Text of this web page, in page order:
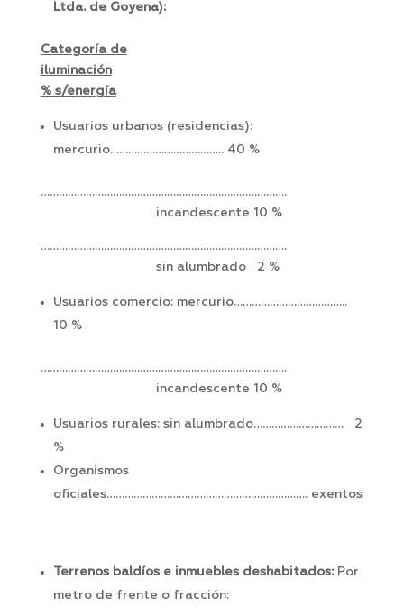
Ltda. de Goyena):
Categoría de
iluminación
% s/energía
Usuarios urbanos (residencias):
mercurio……………………………….. 40 %
……………………………………………………………………….
incandescente 10 %
……………………………………………………………………….
sin alumbrado 2 %
Usuarios comercio: mercurio………………………………..
10 %
……………………………………………………………………….
incandescente 10 %
Usuarios rurales: sin alumbrado………………………… 2
%
Organismos
oficiales…………………………………………………………. exentos
Terrenos baldíos e inmuebles deshabitados: Por
metro de frente o fracción: